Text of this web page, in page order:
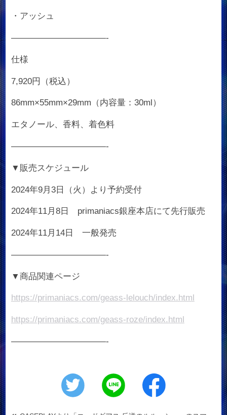
・アッシュ
———————————-
仕様
7,920円（税込）
86mm×55mm×29mm（内容量：30ml）
エタノール、香料、着色料
———————————-
▼販売スケジュール
2024年9月3日（火）より予約受付
2024年11月8日 primaniacs銀座本店にて先行販売
2024年11月14日 一般発売
———————————-
▼商品関連ページ
https://primaniacs.com/geass-lelouch/index.html
https://primaniacs.com/geass-roze/index.html
———————————-